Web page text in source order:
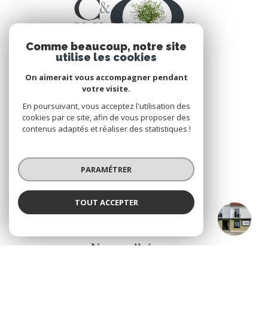
CO IMMOBILIER Legé & Le Bignon
VOTRE ESPACE
Espace propriétaire
SE CONNECTER
Nous adhérons
Comme beaucoup, notre site
utilise les cookies
On aimerait vous accompagner pendant
votre visite.
En poursuivant, vous acceptez l'utilisation des
cookies par ce site, afin de vous proposer des
contenus adaptés et réaliser des statistiques !
PARAMÉTRER
TOUT ACCEPTER